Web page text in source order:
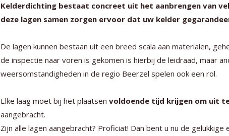
Kelderdichting bestaat concreet uit het aanbrengen van
deze lagen samen zorgen ervoor dat uw kelder
De lagen kunnen bestaan uit een breed scala aan materialen,
de inspectie naar voren is gekomen is hierbij de leidraad, maar
weersomstandigheden in de regio Beerzel spelen ook een rol.
Elke laag moet bij het plaatsen voldoende tijd krijgen om uit
aangebracht.
Zijn alle lagen aangebracht? Proficiat! Dan bent u nu de gelukkige